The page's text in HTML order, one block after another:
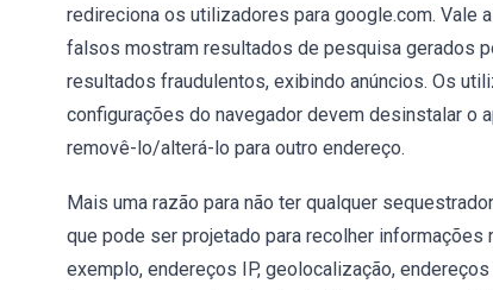
redireciona os utilizadores para google.com. Vale
falsos mostram resultados de pesquisa gerados
resultados fraudulentos, exibindo anúncios. Os
configurações do navegador devem desinstalar o
removê-lo/alterá-lo para outro endereço.
Mais uma razão para não ter qualquer
que pode ser projetado para recolher
exemplo, endereços IP, geolocalização,